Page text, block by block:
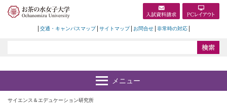
交通・キャンパスマップ サイトマップ お問合せ 非常時の対応
サイエンス＆エデュケーション研究所